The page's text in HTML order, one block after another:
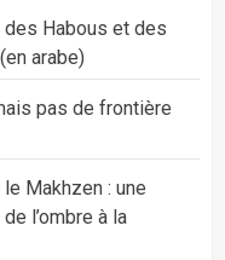
Habous et des
arabe)
pas de frontière
Makhzen : une
l’ombre à la